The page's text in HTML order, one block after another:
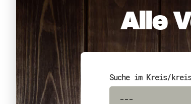
Alle
Suche im Kreis/